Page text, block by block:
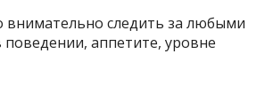
внимательно следить за любыми
аппетите, уровне